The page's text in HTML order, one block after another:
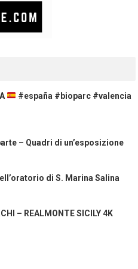
#españa #bioparc #valencia
– Quadri di un’esposizione
di S. Marina Salina
– REALMONTE SICILY 4K